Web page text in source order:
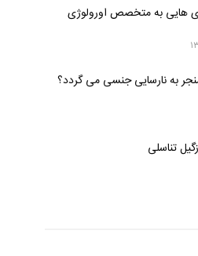
هایی به متخصص اورولوژی
به نارسایی جنسی می گردد؟
تناسلی